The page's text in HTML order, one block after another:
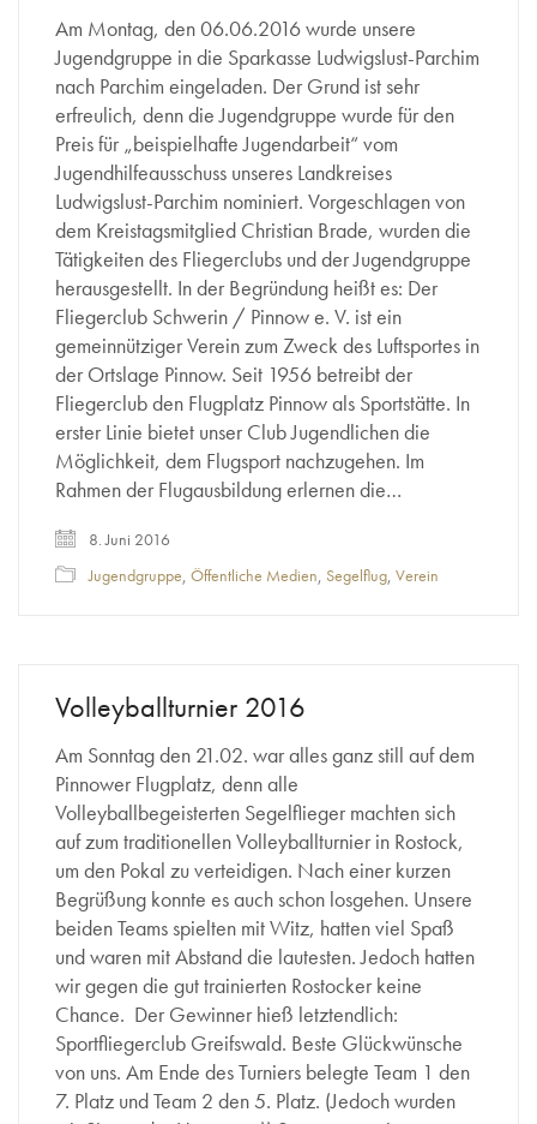
Am Montag, den 06.06.2016 wurde unsere
Jugendgruppe in die Sparkasse Ludwigslust-Parchim
nach Parchim eingeladen. Der Grund ist sehr
erfreulich, denn die Jugendgruppe wurde für den
Preis für „beispielhafte Jugendarbeit“ vom
Jugendhilfeausschuss unseres Landkreises
Ludwigslust-Parchim nominiert. Vorgeschlagen von
dem Kreistagsmitglied Christian Brade, wurden die
Tätigkeiten des Fliegerclubs und der Jugendgruppe
herausgestellt. In der Begründung heißt es: Der
Fliegerclub Schwerin / Pinnow e. V. ist ein
gemeinnütziger Verein zum Zweck des Luftsportes in
der Ortslage Pinnow. Seit 1956 betreibt der
Fliegerclub den Flugplatz Pinnow als Sportstätte. In
erster Linie bietet unser Club Jugendlichen die
Möglichkeit, dem Flugsport nachzugehen. Im
Rahmen der Flugausbildung erlernen die…
8. Juni 2016
Jugendgruppe, Öffentliche Medien, Segelflug, Verein
Volleyballturnier 2016
Am Sonntag den 21.02. war alles ganz still auf dem
Pinnower Flugplatz, denn alle
Volleyballbegeisterten Segelflieger machten sich
auf zum traditionellen Volleyballturnier in Rostock,
um den Pokal zu verteidigen. Nach einer kurzen
Begrüßung konnte es auch schon losgehen. Unsere
beiden Teams spielten mit Witz, hatten viel Spaß
und waren mit Abstand die lautesten. Jedoch hatten
wir gegen die gut trainierten Rostocker keine
Chance. Der Gewinner hieß letztendlich:
Sportfliegerclub Greifswald. Beste Glückwünsche
von uns. Am Ende des Turniers belegte Team 1 den
7. Platz und Team 2 den 5. Platz. (Jedoch wurden